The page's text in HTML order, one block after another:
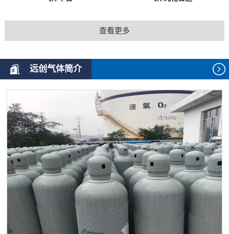
查看更多
远创气体简介